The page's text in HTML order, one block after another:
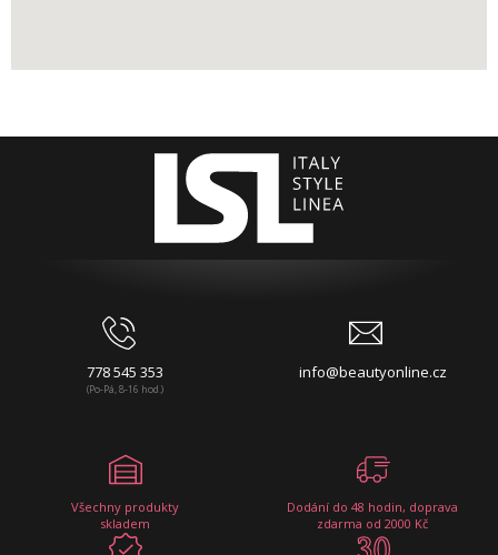
778 545 353
(Po-Pá, 8-16 hod.)
info@beautyonline.cz
Všechny produkty
skladem
Dodání do 48 hodin, doprava
zdarma od 2000 Kč